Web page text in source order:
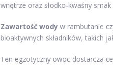
wnętrze oraz słodko-kwaśny
Zawartość wody w rambutanie
bioaktywnych składników, takich
Ten egzotyczny owoc dostarcza